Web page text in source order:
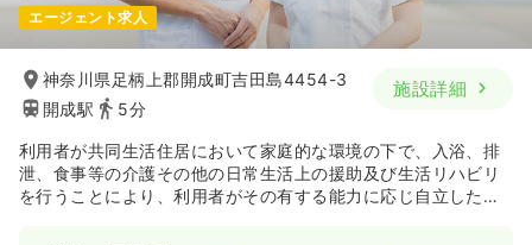
エージェント求人
神奈川県足柄上郡開成町吉田島4454-3
開成駅
5分
施設詳細
利用者が共同生活住居において家庭的な環境の下で、入浴、排
泄、食事等の介護その他の日常生活上の援助及び生活リハビリ
を行うことにより、利用者がその有する能力に応じ自立した日